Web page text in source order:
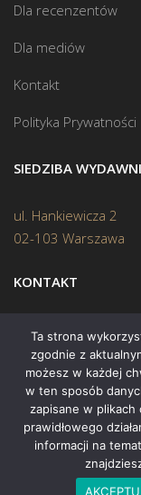
Dla recenzentów
Dla mediów
Kontakt
Polityka Prywatności
SIEDZIBA
ul. Hankiewicza 2
02-103 Warszawa
KONTAKT
Biuro: (22) 45 70
Mail:
Copyright © 2015
Ta strona
zgodnie z
możesz w każdej
w ten sposób
zapisane w
prawidłowego
informacji na